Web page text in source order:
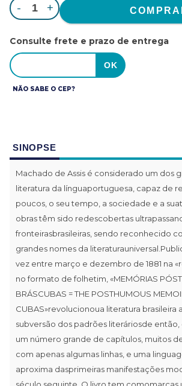
- +
Consulte frete e prazo de entrega
NÃO SABE O CEP?
SINOPSE
Machado de Assis é considerado um dos
literatura da línguaportuguesa, capaz de
poucos, o seu tempo, a sociedade e a
obras têm sido redescobertas
fronteirasbrasileiras, sendo reconhecido
grandes nomes da
vez entre março e dezembro de 1881 na
no formato de folhetim, «MEMÓRIAS
BRÁSCUBAS = THE POSTHUMOUS
CUBAS»revolucionoua literatura brasileira
subversão dos padrões literáriosde
um número grande de capítulos, muitos
com apenas algumas linhas, e uma
aproxima dasprimeiras manifestações
século seguinte. O livro tem comomarcas